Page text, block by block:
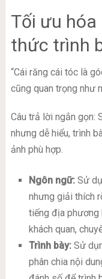
Tối ưu hóa
thức trình
“Cái răng cái tóc là
cũng quan trọng như
Câu trả lời ngắn gọn:
nhưng dễ hiểu, trình
ảnh phù hợp.
Ngôn ngữ:Sử
nhưng giải thích
tiếng địa phương
khách quan,
Trình bày:Sử
phân chia nội